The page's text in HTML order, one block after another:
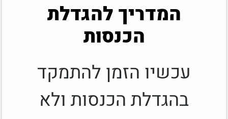
המדריך להגדלת
הכנסות
עכשיו הזמן להתמקד
בהגדלת הכנסות ולא